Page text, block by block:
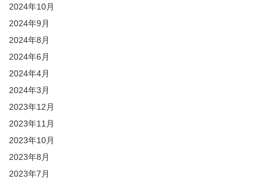
2024年10月
2024年9月
2024年8月
2024年6月
2024年4月
2024年3月
2023年12月
2023年11月
2023年10月
2023年8月
2023年7月